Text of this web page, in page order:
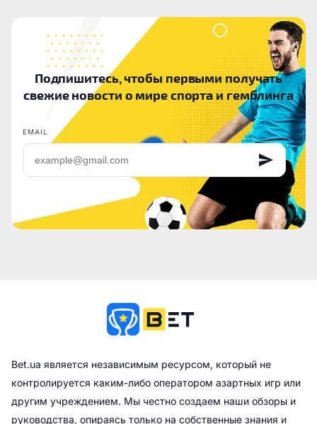
Подпишитесь, чтобы первыми получать
свежие новости о мире спорта и гемблинга
EMAIL
Bet.ua является независимым ресурсом, который не
контролируется каким-либо оператором азартных игр или
другим учреждением. Мы честно создаем наши обзоры и
руководства, опираясь только на собственные знания и